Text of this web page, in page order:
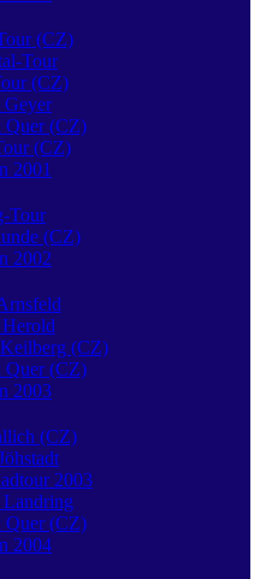
(CZ)
Tour
(CZ)
Geyer
Quer (CZ)
(CZ)
2001
Tour
(CZ)
2002
(CZ)
Quer (CZ)
2003
(CZ)
2003
Landring
Quer (CZ)
2004